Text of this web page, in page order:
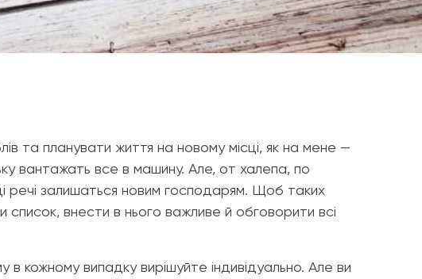
та планувати життя на новому місці, як на мене —
вантажать все в машину. Але, от халепа, по
речі залишаться новим господарям. Щоб таких
список, внести в нього важливе й обговорити всі
кожному випадку вирішуйте індивідуально. Але ви